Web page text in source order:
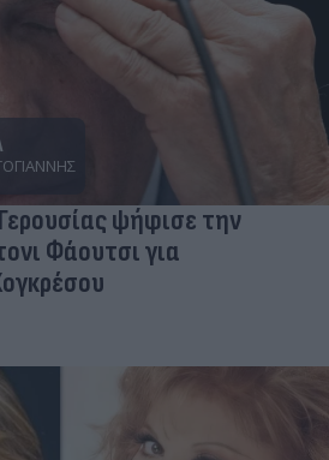
ψήφισε την
Φάουτσι για